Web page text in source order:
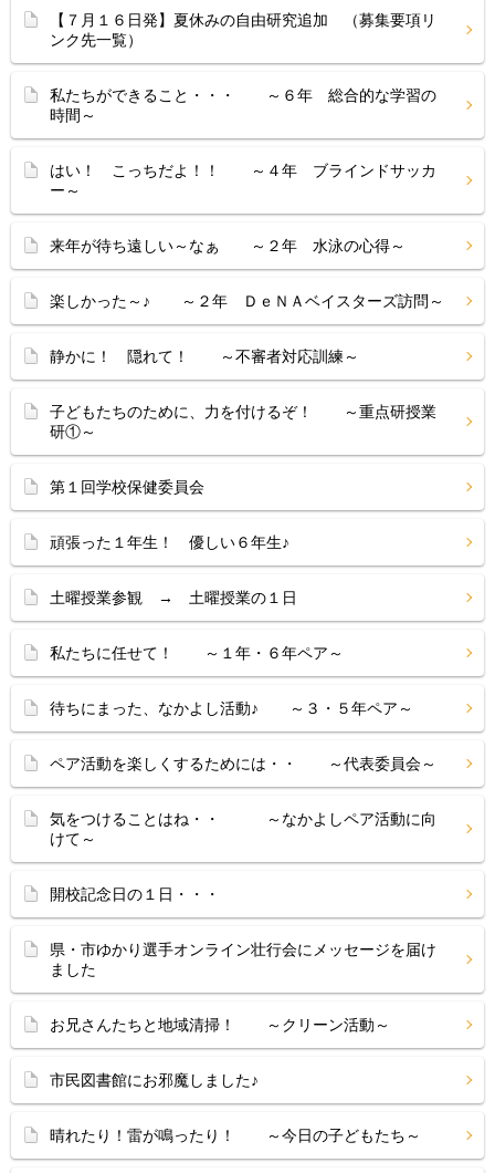
【７月１６日発】夏休みの自由研究追加 （募集要項リ
ンク先一覧）
私たちができること・・・ ～６年 総合的な学習の
時間～
はい！ こっちだよ！！ ～４年 ブラインドサッカ
ー～
来年が待ち遠しい～なぁ ～２年 水泳の心得～
楽しかった～♪ ～２年 ＤｅＮＡベイスターズ訪問～
静かに！ 隠れて！ ～不審者対応訓練～
子どもたちのために、力を付けるぞ！ ～重点研授業
研①～
第１回学校保健委員会
頑張った１年生！ 優しい６年生♪
土曜授業参観 → 土曜授業の１日
私たちに任せて！ ～１年・６年ペア～
待ちにまった、なかよし活動♪ ～３・５年ペア～
ペア活動を楽しくするためには・・ ～代表委員会～
気をつけることはね・・ ～なかよしペア活動に向
けて～
開校記念日の１日・・・
県・市ゆかり選手オンライン壮行会にメッセージを届け
ました
お兄さんたちと地域清掃！ ～クリーン活動～
市民図書館にお邪魔しました♪
晴れたり！雷が鳴ったり！ ～今日の子どもたち～